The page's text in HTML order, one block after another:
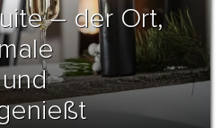
– der Ort,